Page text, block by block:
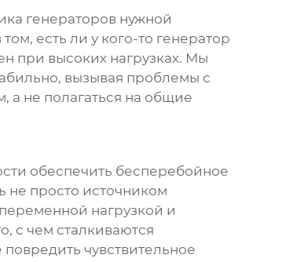
генераторов нужной
есть ли у кого-то генератор
при высоких нагрузках. Мы
вызывая проблемы с
а не полагаться на общие
обеспечить бесперебойное
не просто источником
нагрузкой и
с чем сталкиваются
чувствительное